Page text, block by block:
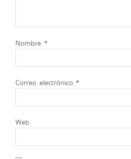
Nombre *
Correo electrónico*
Web